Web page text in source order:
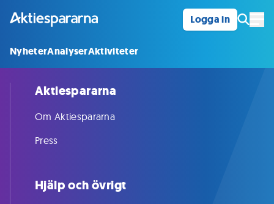
Logga in
NyheterAnalyserAktiviteter
Aktiespararna
Om Aktiespararna
Press
Hjälp och övrigt